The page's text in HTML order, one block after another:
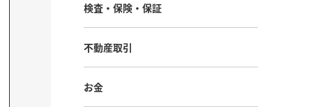
検査・保険・保証
不動産取引
お金